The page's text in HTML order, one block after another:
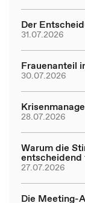
Der
31.07.2026
Frauenanteil
30.07.2026
28.07.2026
Warum die
entscheidend
27.07.2026
Die Meeting-